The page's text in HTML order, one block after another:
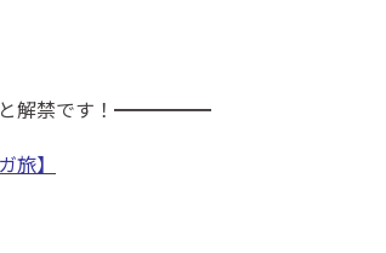
解禁です！━━━━━
旅】